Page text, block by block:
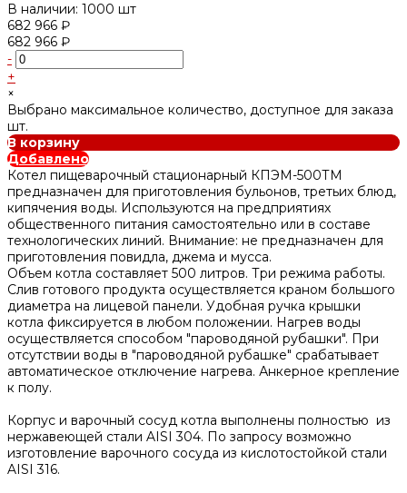
В наличии: 1000 шт
682 966 ₽
682 966 ₽
-
+
×
Выбрано максимальное количество, доступное для заказа
шт.
В корзину
Добавлено
Котел пищеварочный стационарный КПЭМ-500ТМ
предназначен для приготовления бульонов, третьих блюд,
кипячения воды. Используются на предприятиях
общественного питания самостоятельно или в составе
технологических линий. Внимание: не предназначен для
приготовления повидла, джема и мусса.
Объем котла составляет 500 литров. Три режима работы.
Слив готового продукта осуществляется краном большого
диаметра на лицевой панели. Удобная ручка крышки
котла фиксируется в любом положении. Нагрев воды
осуществляется способом "пароводяной рубашки". При
отсутствии воды в "пароводяной рубашке" срабатывает
автоматическое отключение нагрева. Анкерное крепление
к полу.
Корпус и варочный сосуд котла выполнены полностью из
нержавеющей стали AISI 304. По запросу возможно
изготовление варочного сосуда из кислотостойкой стали
AISI 316.